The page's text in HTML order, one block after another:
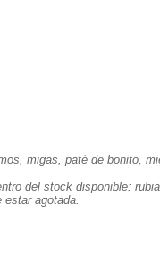
migas, paté de bonito,
del stock disponible:
agotada.